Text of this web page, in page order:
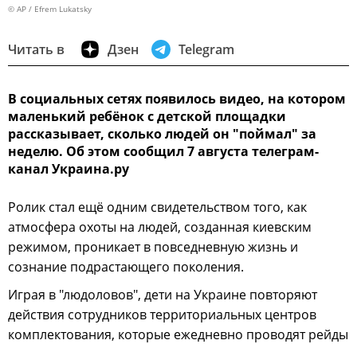
© AP / Efrem Lukatsky
Читать в Дзен Telegram
В социальных сетях появилось видео, на котором
маленький ребёнок с детской площадки
рассказывает, сколько людей он "поймал" за
неделю. Об этом сообщил 7 августа телеграм-
канал Украина.ру
Ролик стал ещё одним свидетельством того, как
атмосфера охоты на людей, созданная киевским
режимом, проникает в повседневную жизнь и
сознание подрастающего поколения.
Играя в "людоловов", дети на Украине повторяют
действия сотрудников территориальных центров
комплектования, которые ежедневно проводят рейды